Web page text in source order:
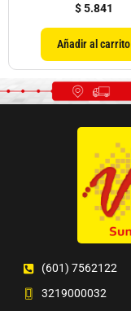
$5.841
Añadir al carrito
(601) 7562122
3219000032